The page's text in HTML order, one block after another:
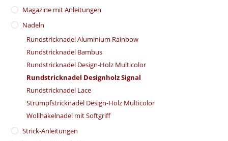
Magazine mit Anleitungen
Nadeln
Rundstricknadel Aluminium Rainbow
Rundstricknadel Bambus
Rundstricknadel Design-Holz Multicolor
Rundstricknadel Designholz Signal
Rundstricknadel Lace
Strumpfstricknadel Design-Holz Multicolor
Wollhäkelnadel mit Softgriff
Strick-Anleitungen